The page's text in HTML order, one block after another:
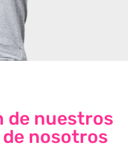
de nuestros
nosotros